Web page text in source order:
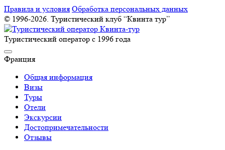
Правила и условия Обработка персональных данных
© 1996-2026. Туристический клуб “Квинта тур”
Туристический оператор с 1996 года
Франция
Общая информация
Визы
Туры
Отели
Экскурсии
Достопримечательности
Отзывы